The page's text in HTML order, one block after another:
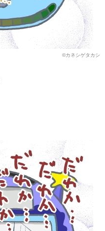
©カネシゲタカシ